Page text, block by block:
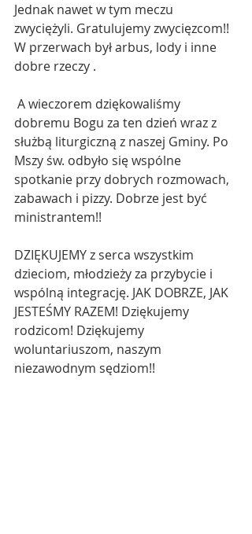
Jednak nawet w tym meczu
zwyciężyli. Gratulujemy zwycięzcom!!
W przerwach był arbus, lody i inne
dobre rzeczy .
dobremu Bogu za ten dzień wraz z
służbą liturgiczną z naszej Gminy. Po
Mszy św. odbyło się wspólne
spotkanie przy dobrych rozmowach,
zabawach i pizzy. Dobrze jest być
ministrantem!!
DZIĘKUJEMY z serca wszystkim
dzieciom, młodzieży za przybycie i
wspólną integrację. JAK DOBRZE, JAK
JESTEŚMY RAZEM! Dziękujemy
rodzicom! Dziękujemy
woluntariuszom, naszym
niezawodnym sędziom!!